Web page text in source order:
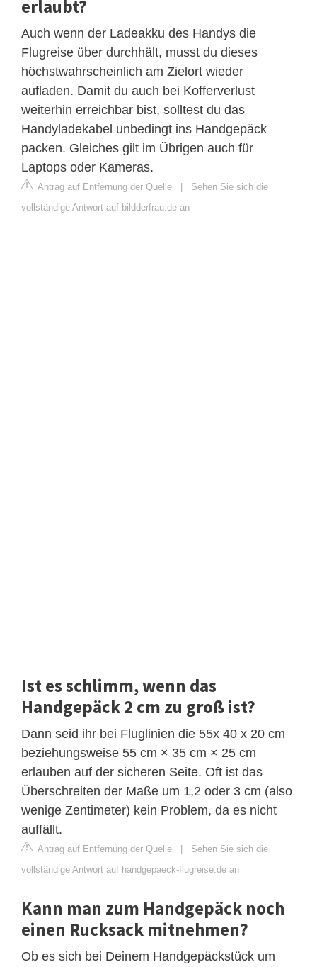
erlaubt?
Auch wenn der Ladeakku des Handys die
Flugreise über durchhält, musst du dieses
höchstwahrscheinlich am Zielort wieder
aufladen. Damit du auch bei Kofferverlust
weiterhin erreichbar bist, solltest du das
Handyladekabel unbedingt ins Handgepäck
packen. Gleiches gilt im Übrigen auch für
Laptops oder Kameras.
Antrag auf Entfernung der Quelle | Sehen Sie sich die
vollständige Antwort auf bildderfrau.de an
Ist es schlimm, wenn das
Handgepäck 2 cm zu groß ist?
Dann seid ihr bei Fluglinien die 55x 40 x 20 cm
beziehungsweise 55 cm × 35 cm × 25 cm
erlauben auf der sicheren Seite. Oft ist das
Überschreiten der Maße um 1,2 oder 3 cm (also
wenige Zentimeter) kein Problem, da es nicht
auffällt.
Antrag auf Entfernung der Quelle | Sehen Sie sich die
vollständige Antwort auf handgepaeck-flugreise.de an
Kann man zum Handgepäck noch
einen Rucksack mitnehmen?
Ob es sich bei Deinem Handgepäckstück um